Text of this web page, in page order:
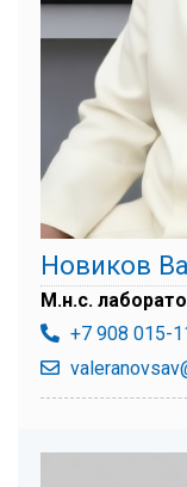
Новиков
М.н.с.
+7 908 015-